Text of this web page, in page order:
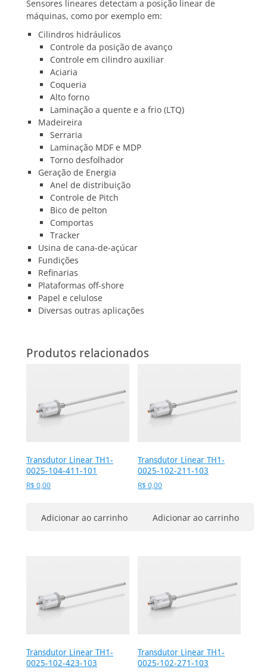
Sensores lineares detectam a posição linear de
máquinas, como por exemplo em:
Cilindros hidráulicos
Controle da posição de avanço
Controle em cilindro auxiliar
Aciaria
Coqueria
Alto forno
Laminação a quente e a frio (LTQ)
Madeireira
Serraria
Laminação MDF e MDP
Torno desfolhador
Geração de Energia
Anel de distribuição
Controle de Pitch
Bico de pelton
Comportas
Tracker
Usina de cana-de-açúcar
Fundições
Refinarias
Plataformas off-shore
Papel e celulose
Diversas outras aplicações
Produtos relacionados
Transdutor Linear TH1-
0025-104-411-101
R$ 0,00
Adicionar ao carrinho
Transdutor Linear TH1-
0025-102-211-103
R$ 0,00
Adicionar ao carrinho
Transdutor Linear TH1-
0025-102-423-103
Transdutor Linear TH1-
0025-102-271-103